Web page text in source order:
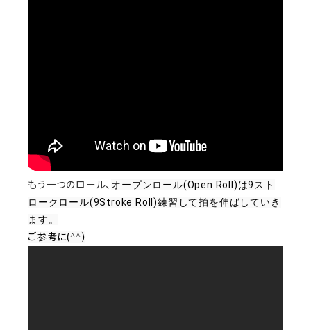
もう一つのロール、 オープンロール(Open Roll)は9スト
ロークロール(9Stroke Roll)練習して拍を伸ばしていき
ます。
ご参考に(^^)